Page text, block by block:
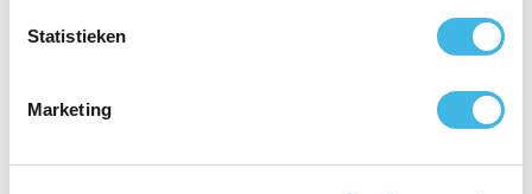
Statistieken
Marketing